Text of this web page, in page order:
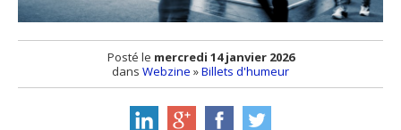
Posté le mercredi 14 janvier 2026
dans Webzine »Billets d'humeur